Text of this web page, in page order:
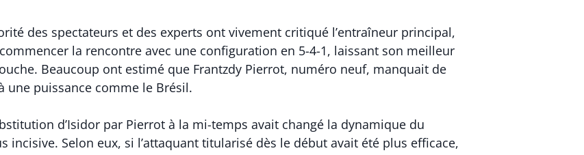
des spectateurs et des experts ont vivement critiqué l’entraîneur principal,
la rencontre avec une configuration en 5-4-1, laissant son meilleur
Beaucoup ont estimé que Frantzdy Pierrot, numéro neuf, manquait de
une puissance comme le Brésil.
d’Isidor par Pierrot à la mi-temps avait changé la dynamique du
incisive. Selon eux, si l’attaquant titularisé dès le début avait été plus efficace,